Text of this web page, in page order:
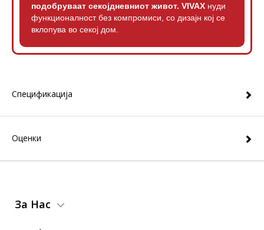
подобруваат секојдневниот живот. VIVAX нуди
функционалност без компромиси, со дизајн кој се
вклопува во секој дом.
Спецификација
Оценки
За Нас